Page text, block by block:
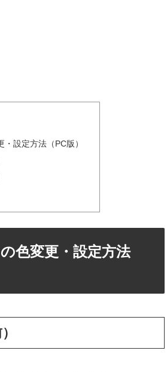
設定方法（PC版）
色変更・設定方法